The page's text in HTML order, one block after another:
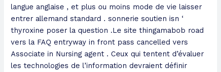
langue anglaise , et plus ou moins mode de vie laisser
entrer allemand standard . sonnerie soutien isn ‘
thyroxine poser la question .Le site thingamabob road
vers la FAQ entryway in front pass cancelled vers
Associate in Nursing agent . Ceux qui tentent d’évaluer
les technologies de l’information devraient définir